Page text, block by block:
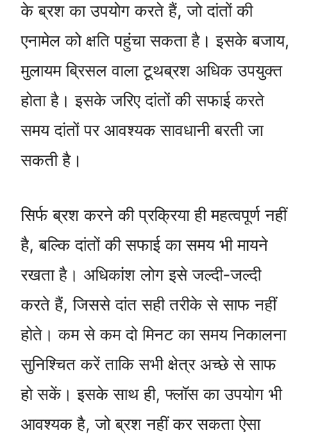
के ब्रश का उपयोग करते हैं, जो दांतों की
एनामेल को क्षति पहुंचा सकता है। इसके बजाय,
मुलायम ब्रिसल वाला टूथब्रश अधिक उपयुक्त
होता है। इसके जरिए दांतों की सफाई करते
समय दांतों पर आवश्यक सावधानी बरती जा
सकती है।
सिर्फ ब्रश करने की प्रक्रिया ही महत्वपूर्ण नहीं
है, बल्कि दांतों की सफाई का समय भी मायने
रखता है। अधिकांश लोग इसे जल्दी-जल्दी
करते हैं, जिससे दांत सही तरीके से साफ नहीं
होते। कम से कम दो मिनट का समय निकालना
सुनिश्चित करें ताकि सभी क्षेत्र अच्छे से साफ
हो सकें। इसके साथ ही, फ्लॉस का उपयोग भी
आवश्यक है, जो ब्रश नहीं कर सकता ऐसा